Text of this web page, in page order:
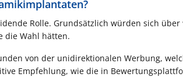
Rolle. Grundsätzlich würden sich
die Wahl hätten.
von der unidirektionalen Werbung,
Empfehlung, wie die in